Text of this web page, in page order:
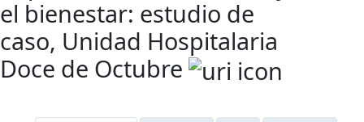
el bienestar: estudio de
caso, Unidad Hospitalaria
Doce de Octubre